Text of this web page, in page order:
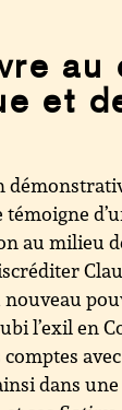
au
et
au milieu
nouveau
l’exil en
comptes
dans